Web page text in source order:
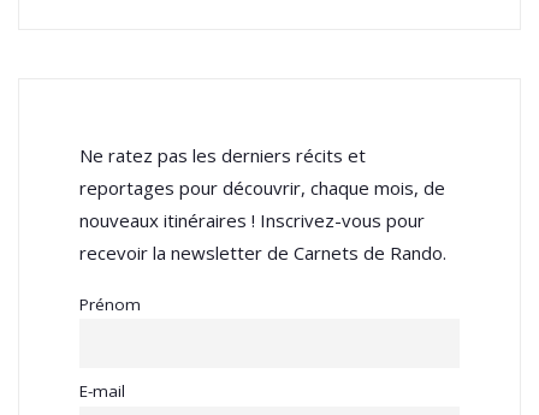
Ne ratez pas les derniers récits et
reportages pour découvrir, chaque mois, de
nouveaux itinéraires ! Inscrivez-vous pour
recevoir la newsletter de Carnets de Rando.
Prénom
E-mail